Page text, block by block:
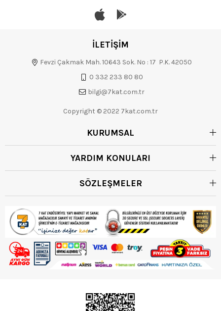
İLETİŞİM
Fevzi Çakmak Mah. 10643 Sok. No : 17 P.K. 42050
0 332 233 80 80
bilgi@7kat.com.tr
Copyright © 2022 7kat.com.tr
KURUMSAL
YARDIM KONULARI
SÖZLEŞMELER